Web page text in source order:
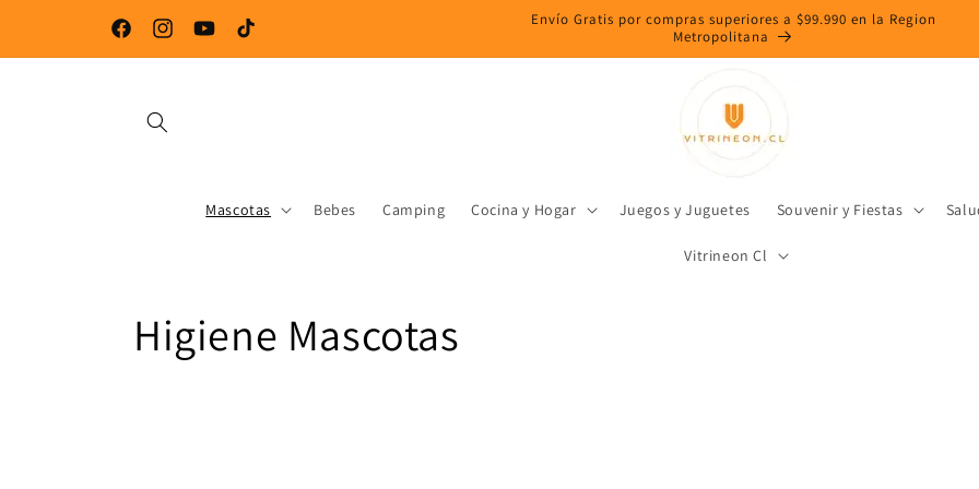
FacebookInstagramYouTubeTikTok
Envío Gratis por compras superiores a $99.990 en la Region
Metropolitana
Mascotas Bebes Camping Cocina y Hogar Juegos y Juguetes Souvenir y Fiestas
Vitrineon Cl
C
Higiene Mascotas